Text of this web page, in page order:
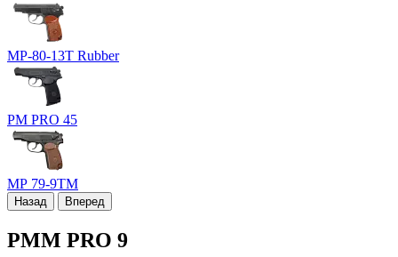
МР-80-13Т Rubber
PM PRO 45
МР 79-9ТМ
Назад Вперед
PMM PRO 9